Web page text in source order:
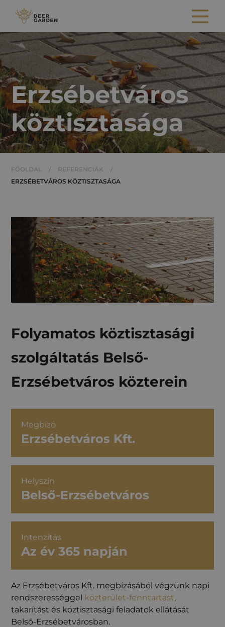
Erzsébetváros
köztisztasága
FŐOLDAL / REFERENCIÁK
/
ERZSÉBETVÁROS KÖZTISZTASÁGA
Folyamatos köztisztasági
szolgáltatás Belső-
Erzsébetváros közterein
Megbízó
Erzsébetváros Kft.
Helyszín
Belső-Erzsébetváros
Intenzitás
Az év 365 napján
Az Erzsébetváros Kft. megbízásából végzünk napi
rendszerességgel közterület-fenntartást,
takarítást és köztisztasági feladatok ellátását
Belső-Erzsébetvárosban.